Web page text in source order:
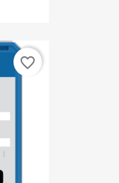
favorite_border